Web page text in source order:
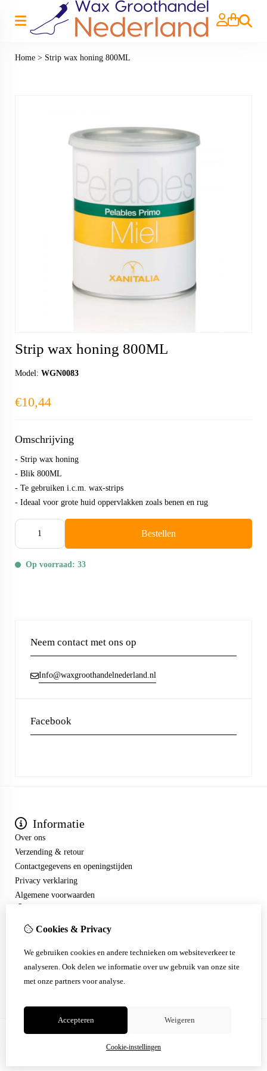
Zoeken
Home > Strip wax honing 800ML
Strip wax honing 800ML
Model: WGN0083
€10,44
Omschrijving
- Strip wax honing
- Blik 800ML
- Te gebruiken i.c.m. wax-strips
- Ideaal voor grote huid oppervlakken zoals benen en rug
Bestellen
Op voorraad: 33
Neem contact met ons op
Info@waxgroothandelnederland.nl
Facebook
Informatie
Over ons
Verzending & retour
Contactgegevens en openingstijden
Privacy verklaring
Algemene voorwaarden
Inloggen
Klantenservice
Contact
Sitemap
Cookies & Privacy
We gebruiken cookies en andere technieken om websiteverkeer te
analyseren. Ook delen we informatie over uw gebruik van onze site
met onze partners voor analyse.
Accepteren Weigeren
Cookie-instellingen